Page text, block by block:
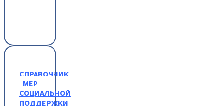
СПРАВОЧНИК
МЕР
СОЦИАЛЬНОЙ
ПОДДЕРЖКИ